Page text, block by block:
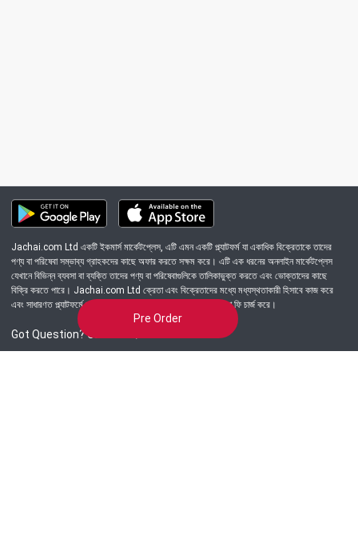
Pre Order
Jachai.com Ltd একটি ইকমার্স মার্কেটপ্লেস, এটি এমন একটি প্ল্যাটফর্ম যা একাধিক বিক্রেতাকে তাদের
পণ্য বা পরিষেবা সম্ভাব্য গ্রাহকদের কাছে অফার করতে সক্ষম করে। এটি এক ধরনের অনলাইন মার্কেটপ্লেস
যেখানে বিভিন্ন ব্যবসা বা ব্যক্তি তাদের পণ্য বা পরিষেবাগুলিকে তালিকাভুক্ত করতে এবং ভোক্তাদের কাছে
বিক্রি করতে পারে। Jachai.com Ltd ক্রেতা এবং বিক্রেতাদের মধ্যে মধ্যস্থতাকারী হিসাবে কাজ করে
এবং সাধারণত প্ল্যাটফর্মে সংঘটিত প্রতিটি লেনদেনের জন্য একটি কমিশন বা ফি চার্জ করে।
Got Question? Call us 24/7